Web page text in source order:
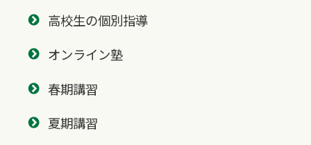
高校生の個別指導
オンライン塾
春期講習
夏期講習